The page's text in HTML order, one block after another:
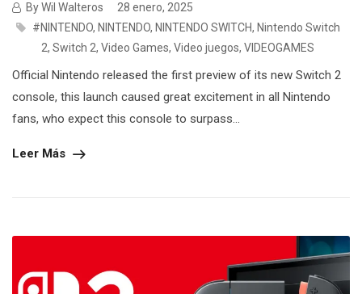
By Wil Walteros
28 enero, 2025
#NINTENDO, NINTENDO, NINTENDO SWITCH, Nintendo Switch
2, Switch 2, Video Games, Video juegos, VIDEOGAMES
Official Nintendo released the first preview of its new Switch 2
console, this launch caused great excitement in all Nintendo
fans, who expect this console to surpass...
Leer Más